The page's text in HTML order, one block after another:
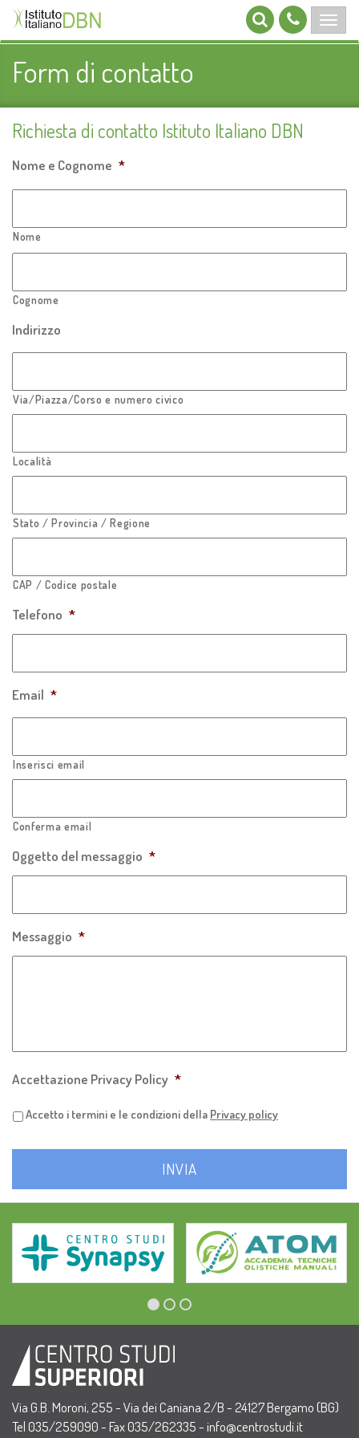
Form di contatto
Richiesta di contatto Istituto Italiano DBN
Nome e Cognome *
Nome
Cognome
Indirizzo
Via/Piazza/Corso e numero civico
Località
Stato / Provincia / Regione
CAP / Codice postale
Telefono *
Email *
Inserisci email
Conferma email
Oggetto del messaggio *
Messaggio *
Accettazione Privacy Policy *
Accetto i termini e le condizioni della Privacy policy
Via G.B. Moroni, 255 - Via dei Caniana 2/B - 24127 Bergamo (BG)
Tel 035/259090 - Fax 035/262335 -info@centrostudi.it